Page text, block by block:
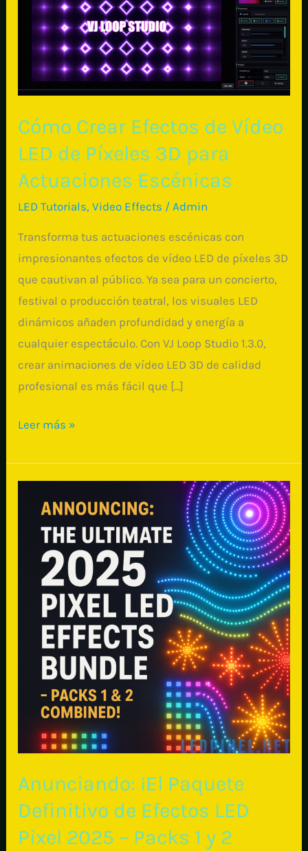
Cómo Crear Efectos de Vídeo
LED de Píxeles 3D para
Actuaciones Escénicas
LED Tutorials,Video Effects / Admin
Transforma tus actuaciones escénicas con
impresionantes efectos de vídeo LED de píxeles 3D
que cautivan al público. Ya sea para un concierto,
festival o producción teatral, los visuales LED
dinámicos añaden profundidad y energía a
cualquier espectáculo. Con VJ Loop Studio 1.3.0,
crear animaciones de vídeo LED 3D de calidad
profesional es más fácil que […]
Cómo
Efectos
Vídeo
Píxeles
Actuaciones
Escénicas
Leer más »
Anunciando: ¡El Paquete
Definitivo de Efectos LED
Pixel 2025 – Packs 1 y 2